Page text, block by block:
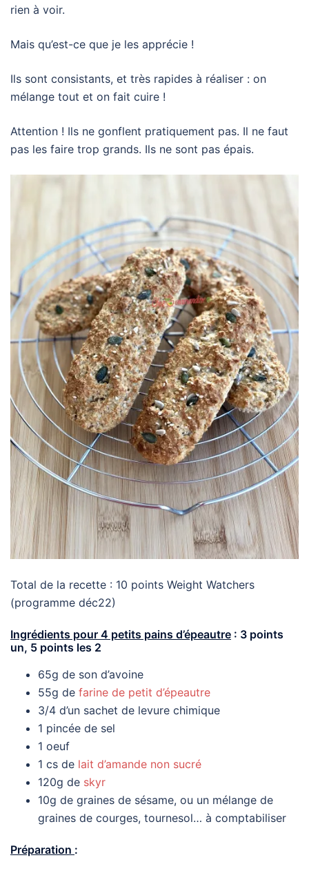
rien à voir.
Mais qu’est-ce que je les apprécie !
Ils sont consistants, et très rapides à réaliser : on
mélange tout et on fait cuire !
Attention ! Ils ne gonflent pratiquement pas. Il ne faut
pas les faire trop grands. Ils ne sont pas épais.
Total de la recette : 10 points Weight Watchers
(programme déc22)
Ingrédients pour 4 petits pains d’épeautre : 3 points
un, 5 points les 2
65g de son d’avoine
55g de farine de petit d’épeautre
3/4 d’un sachet de levure chimique
1 pincée de sel
1 oeuf
1 cs de lait d’amande non sucré
120g de skyr
10g de graines de sésame, ou un mélange de
graines de courges, tournesol… à comptabiliser
Préparation :